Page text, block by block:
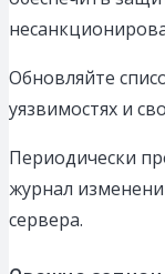
Обновляйте
уязвимостях и
Периодически
журнал
сервера.